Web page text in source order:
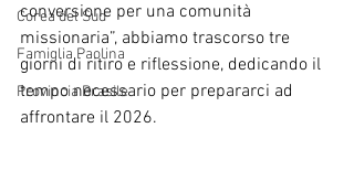
Corea del Sud
Famiglia Paolina
Provincia Brasile
conversione per una comunità
missionaria”, abbiamo trascorso tre
giorni di ritiro e riflessione, dedicando il
tempo necessario per prepararci ad
affrontare il 2026.